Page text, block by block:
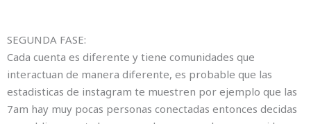
SEGUNDA FASE:
Cada cuenta es diferente y tiene comunidades que
interactuan de manera diferente, es probable que las
estadisticas de instagram te muestren por ejemplo que las
7am hay muy pocas personas conectadas entonces decidas